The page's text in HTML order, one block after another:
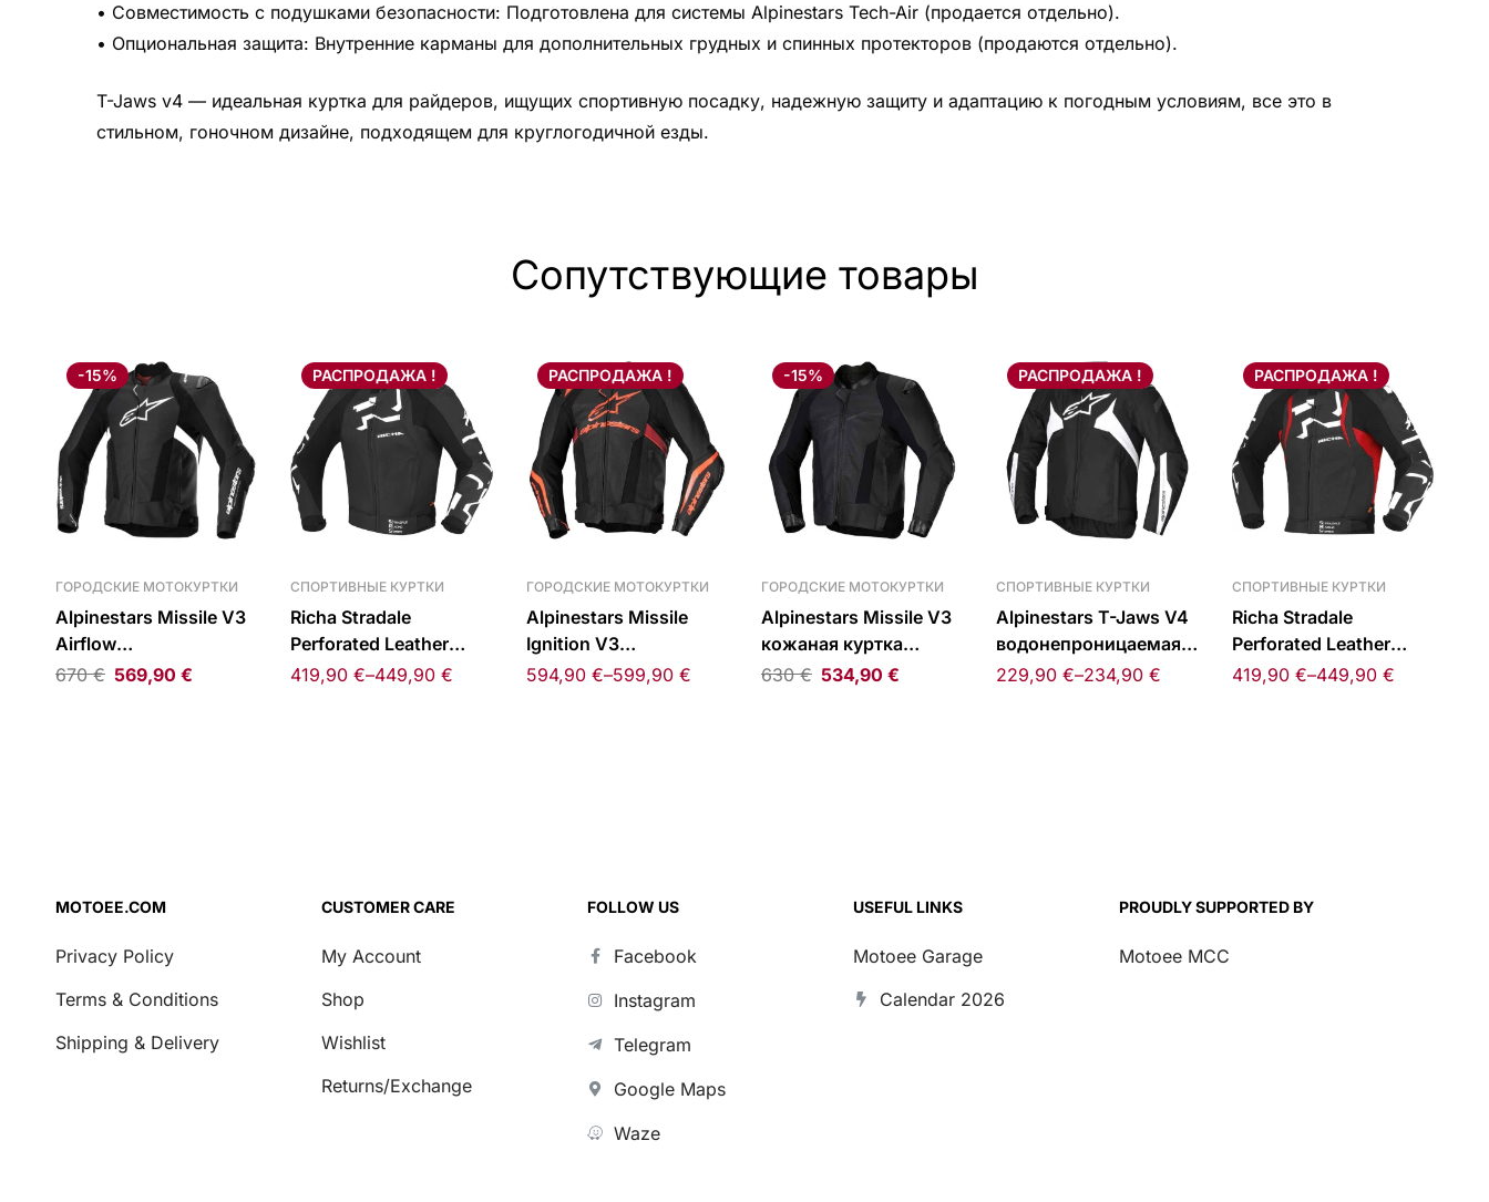
• Совместимость с подушками безопасности: Подготовлена для системы Alpinestars Tech-Air (продается отдельно).
• Опциональная защита: Внутренние карманы для дополнительных грудных и спинных протекторов (продаются отдельно).
T-Jaws v4 — идеальная куртка для райдеров, ищущих спортивную посадку, надежную защиту и адаптацию к погодным условиям, все это в
стильном, гоночном дизайне, подходящем для круглогодичной езды.
Сопутствующие товары
-15%
ГОРОДСКИЕ МОТОКУРТКИ
Alpinestars Missile V3
Airflow
перфорированная
670€ 569,90 €
РАСПРОДАЖА !
СПОРТИВНЫЕ КУРТКИ
Richa Stradale
Perforated Leather
Jacket Black/White
419,90€–449,90€
РАСПРОДАЖА !
ГОРОДСКИЕ МОТОКУРТКИ
Alpinestars Missile
Ignition V3
перфорированная
594,90 €–599,90 €
-15%
ГОРОДСКИЕ МОТОКУРТКИ
Alpinestars Missile V3
кожаная куртка
черная
630€ 534,90 €
РАСПРОДАЖА !
СПОРТИВНЫЕ КУРТКИ
Alpinestars T-Jaws V4
водонепроницаемая
куртка черная/белая
229,90€–234,90€
РАСПРОДАЖА !
СПОРТИВНЫЕ КУРТКИ
Richa Stradale
Perforated Leather
Jacket
419,90 €–449,90 €
MOTOEE.COM
Privacy Policy
Terms & Conditions
Shipping & Delivery
CUSTOMER CARE
My Account
Shop
Wishlist
Returns/Exchange
FOLLOW US
Facebook
Instagram
Telegram
Google Maps
Waze
USEFUL LINKS
Motoee Garage
Calendar 2026
PROUDLY SUPPORTED BY
Motoee MCC